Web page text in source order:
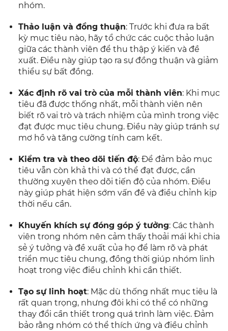
nhóm.
Thảo luận và đồng thuận: Trước khi đưa ra bất
kỳ mục tiêu nào, hãy tổ chức các cuộc thảo luận
giữa các thành viên để thu thập ý kiến và đề
xuất. Điều này giúp tạo ra sự đồng thuận và giảm
thiểu sự bất đồng.
Xác định rõ vai trò của mỗi thành viên: Khi mục
tiêu đã được thống nhất, mỗi thành viên nên
biết rõ vai trò và trách nhiệm của mình trong việc
đạt được mục tiêu chung. Điều này giúp tránh sự
mơ hồ và tăng cường tính cam kết.
Kiểm tra và theo dõi tiến độ: Để đảm bảo mục
tiêu vẫn còn khả thi và có thể đạt được, cần
thường xuyên theo dõi tiến độ của nhóm. Điều
này giúp phát hiện sớm vấn đề và điều chỉnh kịp
thời nếu cần.
Khuyến khích sự đóng góp ý tưởng: Các thành
viên trong nhóm nên cảm thấy thoải mái khi chia
sẻ ý tưởng và đề xuất của họ để làm rõ và phát
triển mục tiêu chung, đồng thời giúp nhóm linh
hoạt trong việc điều chỉnh khi cần thiết.
Tạo sự linh hoạt: Mặc dù thống nhất mục tiêu là
rất quan trọng, nhưng đôi khi có thể có những
thay đổi cần thiết trong quá trình làm việc. Đảm
bảo rằng nhóm có thể thích ứng và điều chỉnh